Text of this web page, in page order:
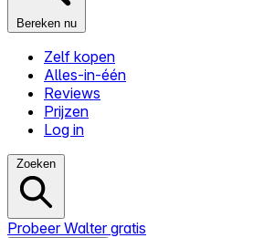
Bereken nu
Zelf kopen
Alles-in-één
Reviews
Prijzen
Log in
Zoeken
Probeer Walter gratis